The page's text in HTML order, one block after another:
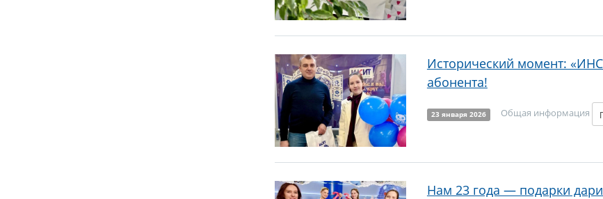
Исторический момент:
абонента!
23 января 2026 Общая информация
Нам 23 года — подарки